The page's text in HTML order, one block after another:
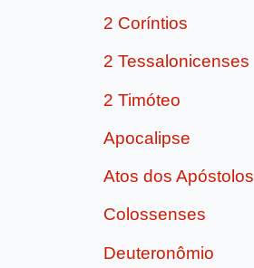
2 Coríntios
2 Tessalonicenses
2 Timóteo
Apocalipse
Atos dos Apóstolos
Colossenses
Deuteronômio